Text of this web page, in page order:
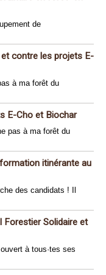
de
contre les projets E-
à ma forêt du
E-Cho et Biochar
pas à ma forêt du
itinérante au
des candidats ! Il
Forestier Solidaire et
à tous·tes ses